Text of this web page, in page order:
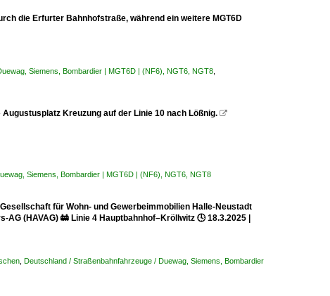
die Erfurter Bahnhofstraße, während ein weitere MGT6D
Siemens, Bombardier | MGT6D | (NF6), NGT6, NGT8
Kreuzung auf der Linie 10 nach Lößnig. 
Siemens, Bombardier | MGT6D | (NF6), NGT6, NGT8
für Wohn- und Gewerbeimmobilien Halle-Neustadt
(HAVAG) 🚋 Linie 4 Hauptbahnhof–Kröllwitz 🕓 18.3.2025 |
Deutschland / Straßenbahnfahrzeuge / Duewag, Siemens, Bombardier